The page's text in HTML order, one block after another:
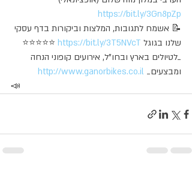
https://bit.ly/3Gn8pZp
📝 אשמח לתגובות, המלצות וביקורות בדף עסקי
שלנו בגוגל https://bit.ly/3T5NVcT
⭐⭐⭐⭐⭐
_לטיולים בארץ ובחו"ל, אירועים קופוני הנחה
ומבצעים_ http://www.ganorbikes.co.il
📣